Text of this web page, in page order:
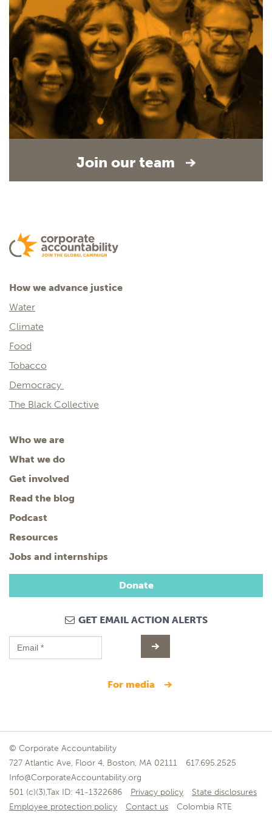
Join our team
How we advance justice
Water
Climate
Food
Tobacco
Democracy
The Black Collective
Who we are
What we do
Get involved
Read the blog
Podcast
Resources
Jobs and internships
Donate
GET EMAIL ACTION ALERTS
for media
© Corporate Accountability
727 Atlantic Ave, Floor 4, Boston, MA 02111
617.695.2525
Info@CorporateAccountability.org
501 (c)(3),Tax ID: 41-1322686
Privacy policy
State disclosures
Employee protection policy
Contact us Colombia RTE